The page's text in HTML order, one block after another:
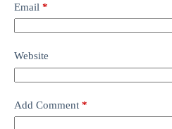
Email *
Website
Add Comment *